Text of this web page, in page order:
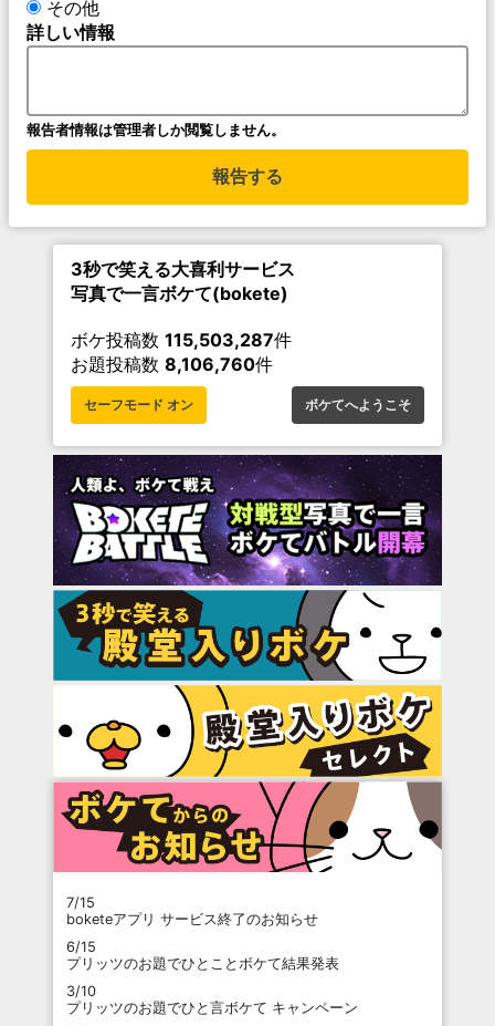
その他
詳しい情報
報告者情報は管理者しか閲覧しません。
報告する
3秒で笑える大喜利サービス
写真で一言ボケて(bokete)
ボケ投稿数 115,503,287件
お題投稿数 8,106,760件
セーフモード オン ボケてへようこそ
7/15
boketeアプリ サービス終了のお知らせ
6/15
プリッツのお題でひとことボケて結果発表
3/10
プリッツのお題でひと言ボケて キャンペーン